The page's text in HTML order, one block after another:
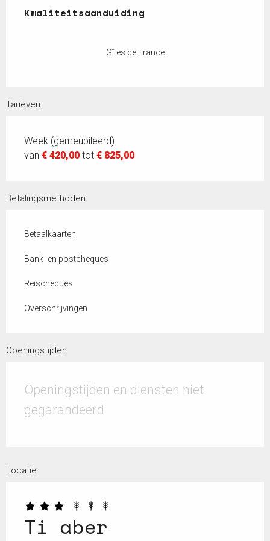
Kwaliteitsaanduiding
Kwaliteitsaanduiding
Gîtes de France
Tarieven
Week (gemeubileerd)
van € 420,00 tot € 825,00
Betalingsmethoden
Betaalkaarten
Bank- en postcheques
Reischeques
Overschrijvingen
Openingstijden
Openingstijden en diensten niet
gegarandeerd
Locatie
Ti aber